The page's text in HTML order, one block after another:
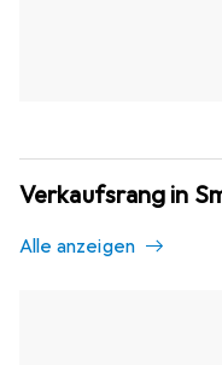
Verkaufsrang in
Alle anzeigen